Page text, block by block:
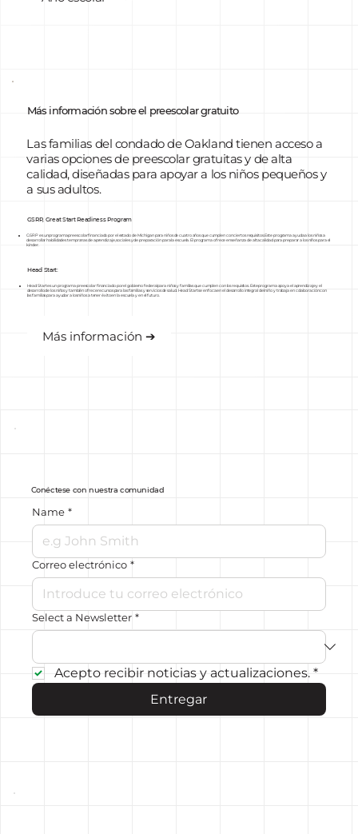
Más información sobre el preescolar gratuito
Las familias del condado de Oakland tienen acceso a
varias opciones de preescolar gratuitas y de alta
calidad, diseñadas para apoyar a los niños pequeños y
a sus adultos.
GSRP, Great Start Readiness Program
GSRP es un programa preescolar financiado por el estado de Michigan para niños de cuatro años que cumplen con ciertos requisitos. Este programa ayuda a los niños a
desarrollar habilidades tempranas de aprendizaje, sociales y de preparación para la escuela. El programa ofrece enseñanza de alta calidad para preparar a los niños para el
kínder.
Head Start:
Head Start es un programa preescolar financiado por el gobierno federal para niños y familias que cumplen con los requisitos. Este programa apoya el aprendizaje y el
desarrollo de los niños y también ofrece recursos para las familias y servicios de salud. Head Start se enfoca en el desarrollo integral del niño y trabaja en colaboración con
las familias para ayudar a los niños a tener éxito en la escuela y en el futuro.
Más información ➔
Conéctese con nuestra comunidad
Name *
Correo electrónico *
Select a Newsletter *
Acepto recibir noticias y actualizaciones. *
Entregar